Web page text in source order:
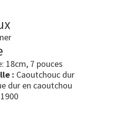
18cm, 7 pouces
: Caoutchouc dur
dur en caoutchou
1900